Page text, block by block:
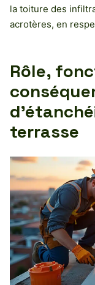
la toiture des
acrotères, en
Rôle,
terrasse